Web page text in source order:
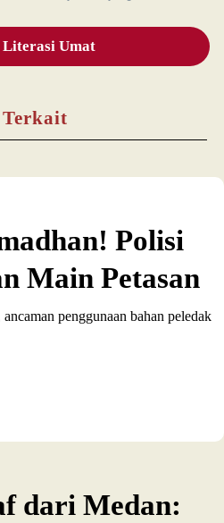
Terkait
Literasi Umat
Polisi
Main Petasan
penggunaan bahan peledak
dari Medan: